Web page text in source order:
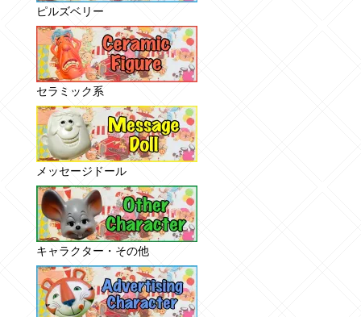
ピルズベリー
セラミック系
メッセージドール
キャラクター・その他